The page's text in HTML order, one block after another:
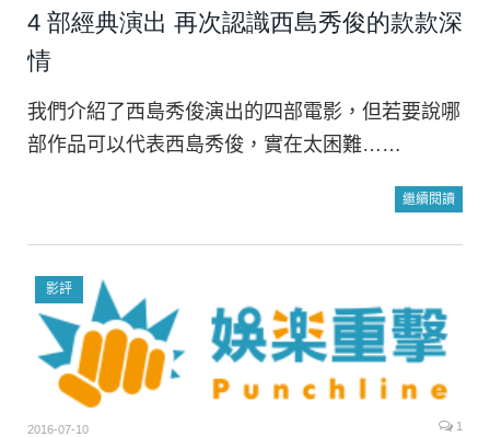
4 部經典演出 再次認識西島秀俊的款款深
情
我們介紹了西島秀俊演出的四部電影，但若要說哪
部作品可以代表西島秀俊，實在太困難……
繼續閱讀
影評
2016-07-10 1